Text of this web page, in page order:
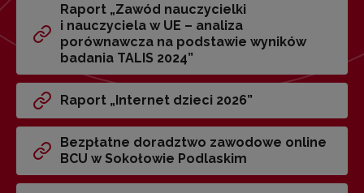
Raport „Zawód nauczycielki
i nauczyciela w UE – analiza
porównawcza na podstawie wyników
badania TALIS 2024”
Raport „Internet dzieci 2026”
Bezpłatne doradztwo zawodowe online
BCU w Sokołowie Podlaskim